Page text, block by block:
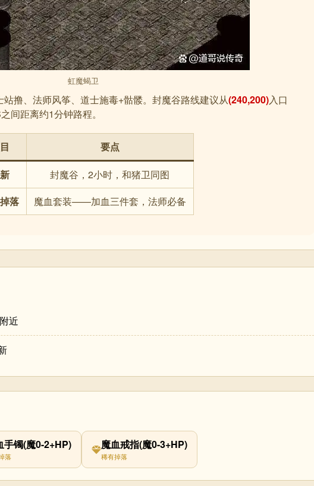
虹魔蝎卫
撸、法师风筝、道士施毒+骷髅。封魔谷路线建议从(240,200)入口
间距离约1分钟路程。
要点
封魔谷，2小时，和猪卫同图
落
魔血套装——加血三件套，法师必备
近
手镯(魔0-2+HP)
落
魔血戒指(魔0-3+HP)
稀有掉落